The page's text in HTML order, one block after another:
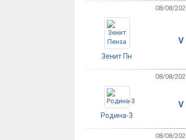
08/08/
Зенит Пн
V
08/08/
Родина-3
V
08/08/